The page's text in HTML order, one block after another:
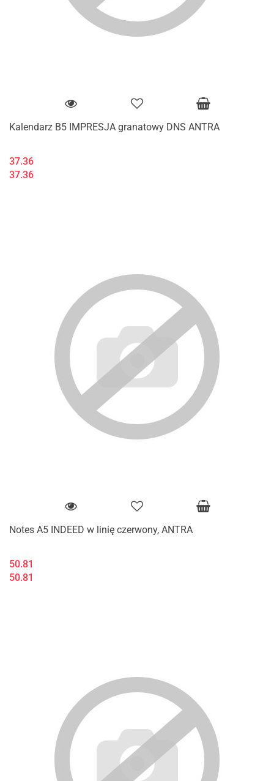
Kalendarz B5 IMPRESJA granatowy DNS ANTRA
37.36
37.36
Notes A5 INDEED w linię czerwony, ANTRA
50.81
50.81